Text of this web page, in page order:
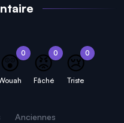
0
😲 0
😡
Fâché
0
😢
Triste
Anciennes